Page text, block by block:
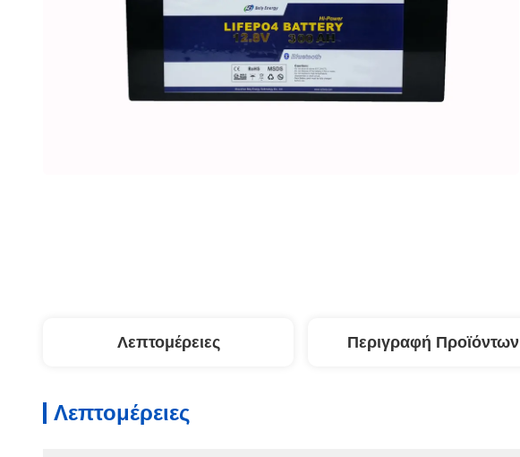
Λεπτομέρειες Περιγραφή Προϊόντων
Λεπτομέρειες